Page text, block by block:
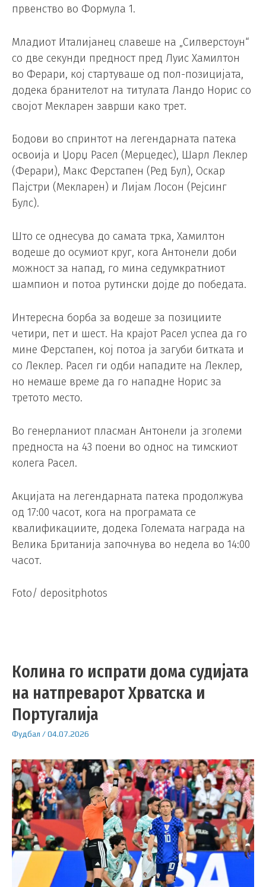
првенство во Формула 1.
Младиот Италијанец славеше на „Силверстоун“
со две секунди предност пред Луис Хамилтон
во Ферари, кој стартуваше од пол-позицијата,
додека бранителот на титулата Ландо Норис со
својот Мекларен заврши како трет.
Бодови во спринтот на легендарната патека
освоија и Џорџ Расел (Мерцедес), Шарл Леклер
(Ферари), Макс Ферстапен (Ред Бул), Оскар
Пајстри (Мекларен) и Лијам Лосон (Рејсинг
Булс).
Што се однесува до самата трка, Хамилтон
водеше до осумиот круг, кога Антонели доби
можност за напад, го мина седумкратниот
шампион и потоа рутински дојде до победата.
Интересна борба за водеше за позициите
четири, пет и шест. На крајот Расел успеа да го
мине Ферстапен, кој потоа ја загуби битката и
со Леклер. Расел ги одби нападите на Леклер,
но немаше време да го нападне Норис за
третото место.
Во генерланиот пласман Антонели ја зголеми
предноста на 43 поени во однос на тимскиот
колега Расел.
Акцијата на легендарната патека продолжува
од 17:00 часот, кога на програмата се
квалификациите, додека Големата награда на
Велика Британија започнува во недела во 14:00
часот.
Foto/ depositphotos
Колина го испрати дома судијата
на натпреварот Хрватска и
Португалија
Фудбал /04.07.2026